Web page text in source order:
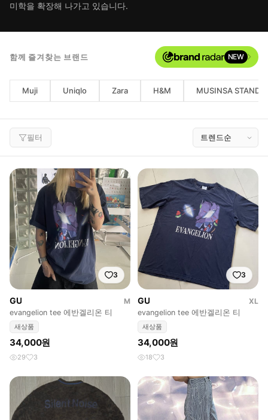
미학을 확장해 나가고 있습니다.
함께 즐겨찾는 브랜드 NEW
Muji Uniqlo Zara H&M MUSINSA
필터
3
GU
M
evangelion tee 에반겔리온 티
새상품
34,000원
29 3
3
GU
XL
evangelion tee 에반겔리온 티
새상품
34,000원
18 3